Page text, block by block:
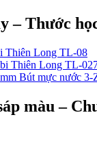
– Thước
Thiên Long TL-08
Thiên Long TL-
Bút mực nước 3-
màu –